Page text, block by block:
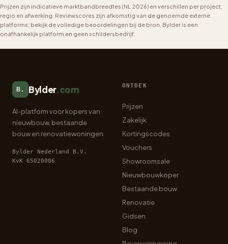
Prijzen zijn indicatieve marktbandbreedtes (NL 2026) en verschillen per project,
regio en afwerking. Reviewscores zijn afkomstig van de genoemde externe
platforms; bekijk de volledige beoordelingen bij de bron. Bylder is een
onafhankelijk platform en geen schildersbedrijf.
B. Bylder.com
AI-platform voor kopers van
nieuwbouw, bestaande
bouw en renovatiewoningen.
Bylder Nederland B.V.
KvK 65020006
ONTDEK
Prijzen
Zakelijk
Kortingscodes
Vouchers
Showroomsale
Nieuwbouwkoper
Bestaande bouw
Renovatie
Gidsen
Blog